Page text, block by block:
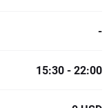
-
15:30 - 22:00